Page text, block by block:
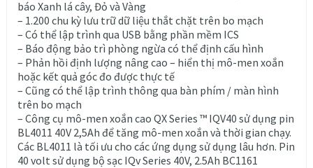
báo Xanh lá cây, Đỏ và Vàng
– 1.200 chu kỳ lưu trữ dữ liệu thắt chặt trên bo mạch
– Có thể lập trình qua USB bằng phần mềm ICS
– Báo động bảo trì phòng ngừa có thể định cấu hình
– Phản hồi định lượng nâng cao – hiển thị mô-men xoắn
hoặc kết quả góc đo được thực tế
– Cũng có thể lập trình thông qua bàn phím / màn hình
trên bo mạch
– Công cụ mô-men xoắn cao QX Series ™ IQV40 sử dụng pin
BL4011 40V 2,5Ah để tăng mô-men xoắn và thời gian chạy.
Các BL4011 là tối ưu cho các ứng dụng sử dụng lâu hơn. Pin
40 volt sử dụng bộ sạc IQv Series 40V, 2.5Ah BC1161